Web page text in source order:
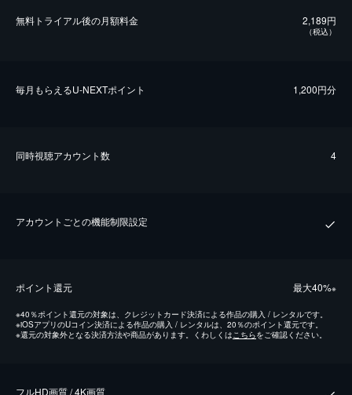
無料トライアル後の⽉額料金 2,189円
（税込）
毎⽉もらえるU-NEXTポイント 1,200円分
同時視聴アカウント数 4
アカウントごとの機能制限設定
ポイント還元 最⼤40%※
※40％ポイント還元の対象は、クレジットカード決済による作品の購入 / レンタルです。
※iOSアプリのUコイン決済による作品の購入 / レンタルは、20％のポイント還元です。
※還元の対象外となる決済方法や商品があります。くわしくはこちらをご確認ください。
フルHD画質 / 4K画質